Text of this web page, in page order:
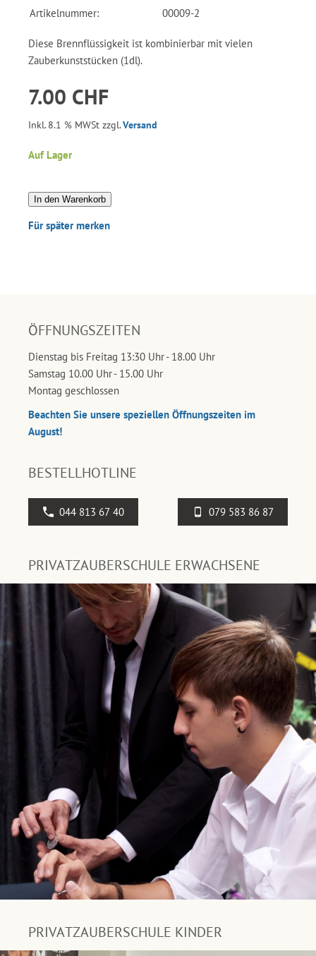
Artikelnummer: 00009-2
Diese Brennflüssigkeit ist kombinierbar mit vielen
Zauberkunststücken (1dl).
7.00 CHF
Inkl. 8.1 % MWSt zzgl.Versand
Auf Lager
In den Warenkorb
Für später merken
ÖFFNUNGSZEITEN
Dienstag bis Freitag 13:30 Uhr - 18.00 Uhr
Samstag 10.00 Uhr - 15.00 Uhr
Montag geschlossen
Beachten Sie unsere speziellen Öffnungszeiten im
August!
BESTELLHOTLINE
044 813 67 40 079 583 86 87
PRIVATZAUBERSCHULE ERWACHSENE
PRIVATZAUBERSCHULE KINDER